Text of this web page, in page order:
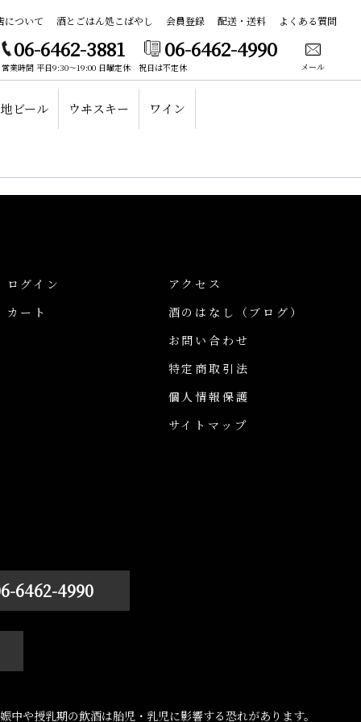
について 酒とごはん処こばやし 会員登録 配送・送料 よくある質問
06-6462-3881
営業時間 平日9:30～19:00 日曜定休 祝日は不定休
06-6462-4990
メール
地ビール ウヰスキー ワイン
ログイン
カート
アクセス
酒のはなし
（ブログ）
お問い合わせ
特定商取引法
個人情報保護
サイトマップ
6462-4990
や授乳期の飲酒は胎児・乳児に影響する恐れがあります。